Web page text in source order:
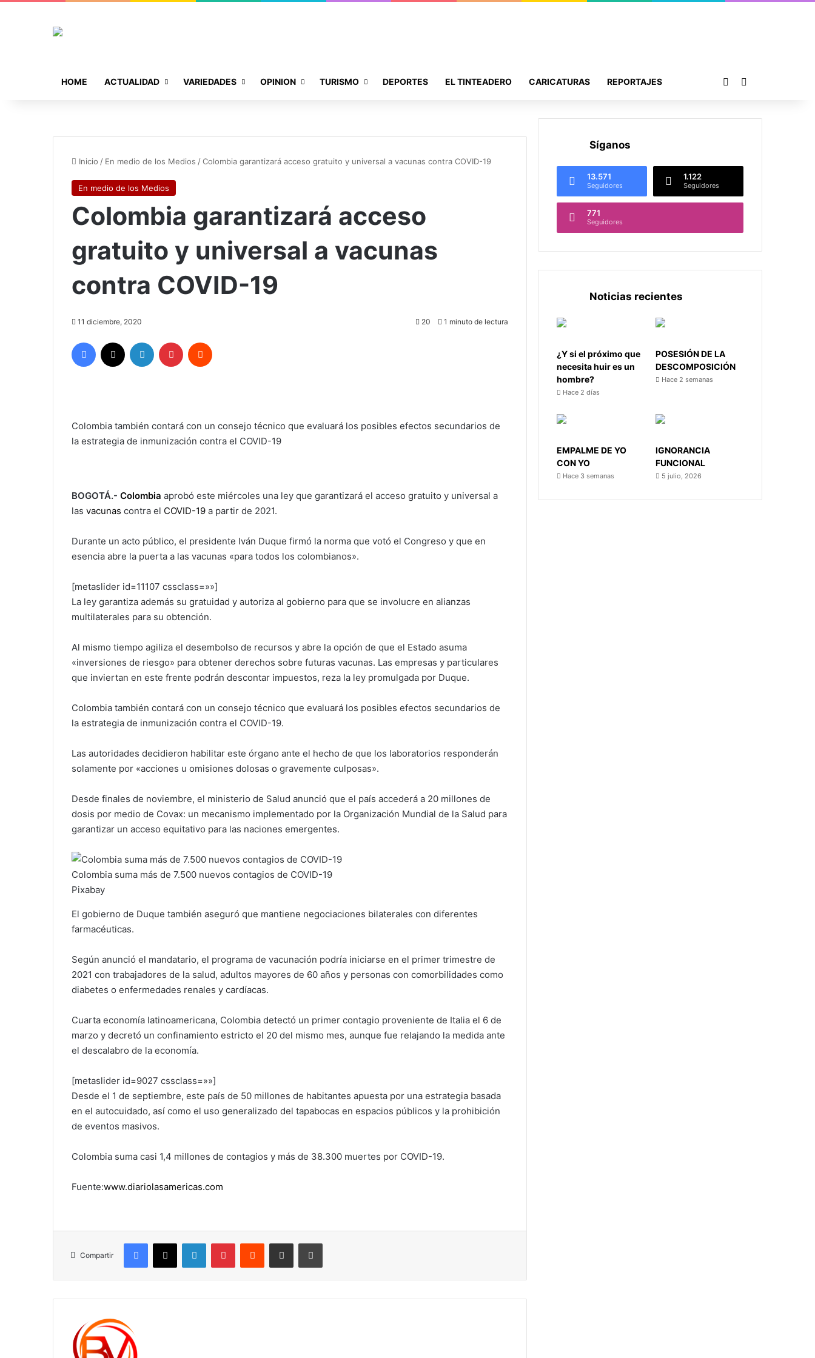
HOME ACTUALIDAD VARIEDADES OPINION TURISMO DEPORTES EL TINTEADERO CARICATURAS REPORTAJES Publicación al azar
Inicio / En medio de los Medios /Colombia garantizará acceso gratuito y universal a vacunas contra COVID-19
En medio de los Medios
Colombia garantizará acceso
gratuito y universal a vacunas
contra COVID-19
11 diciembre, 2020 20 1 minuto de lectura
Facebook LinkedIn Pinterest
Colombia también contará con un consejo técnico que evaluará los posibles efectos secundarios de
la estrategia de inmunización contra el COVID-19
BOGOTÁ.- Colombia aprobó este miércoles una ley que garantizará el acceso gratuito y universal a
las vacunas contra el COVID-19 a partir de 2021.
Durante un acto público, el presidente Iván Duque firmó la norma que votó el Congreso y que en
esencia abre la puerta a las vacunas «para todos los colombianos».
[metaslider id=11107 cssclass=»»]
La ley garantiza además su gratuidad y autoriza al gobierno para que se involucre en alianzas
multilaterales para su obtención.
Al mismo tiempo agiliza el desembolso de recursos y abre la opción de que el Estado asuma
«inversiones de riesgo» para obtener derechos sobre futuras vacunas. Las empresas y particulares
que inviertan en este frente podrán descontar impuestos, reza la ley promulgada por Duque.
Colombia también contará con un consejo técnico que evaluará los posibles efectos secundarios de
la estrategia de inmunización contra el COVID-19.
Las autoridades decidieron habilitar este órgano ante el hecho de que los laboratorios responderán
solamente por «acciones u omisiones dolosas o gravemente culposas».
Desde finales de noviembre, el ministerio de Salud anunció que el país accederá a 20 millones de
dosis por medio de Covax: un mecanismo implementado por la Organización Mundial de la Salud para
garantizar un acceso equitativo para las naciones emergentes.
Colombia suma más de 7.500 nuevos contagios de COVID-19
Pixabay
El gobierno de Duque también aseguró que mantiene negociaciones bilaterales con diferentes
farmacéuticas.
Según anunció el mandatario, el programa de vacunación podría iniciarse en el primer trimestre de
2021 con trabajadores de la salud, adultos mayores de 60 años y personas con comorbilidades como
diabetes o enfermedades renales y cardíacas.
Cuarta economía latinoamericana, Colombia detectó un primer contagio proveniente de Italia el 6 de
marzo y decretó un confinamiento estricto el 20 del mismo mes, aunque fue relajando la medida ante
el descalabro de la economía.
[metaslider id=9027 cssclass=»»]
Desde el 1 de septiembre, este país de 50 millones de habitantes apuesta por una estrategia basada
en el autocuidado, así como el uso generalizado del tapabocas en espacios públicos y la prohibición
de eventos masivos.
Colombia suma casi 1,4 millones de contagios y más de 38.300 muertes por COVID-19.
Fuente:www.diariolasamericas.com
Compartir
Facebook
X LinkedInPinterestReddit Compartir por correo electrónicoImprimir
Síganos
13.571
Seguidores
1.122
Seguidores
771
Seguidores
Noticias recientes
¿Y si el próximo que
necesita huir es un
hombre?
Hace 2 días
POSESIÓN DE LA
DESCOMPOSICIÓN
Hace 2 semanas
EMPALME DE YO
CON YO
Hace 3 semanas
IGNORANCIA
FUNCIONAL
5 julio, 2026